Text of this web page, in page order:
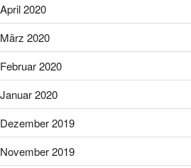
April 2020
März 2020
Februar 2020
Januar 2020
Dezember 2019
November 2019